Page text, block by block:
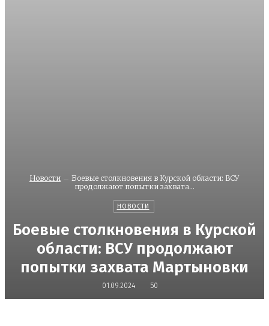
Новости
Боевые столкновения в Курской области: ВСУ
продолжают попытки захвата...
НОВОСТИ
Боевые столкновения в Курской
области: ВСУ продолжают
попытки захвата Мартыновки
01.09.2024 50